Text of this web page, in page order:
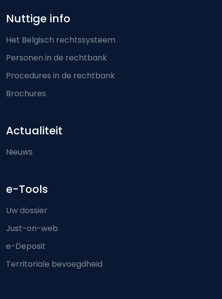
Nuttige info
Het Belgisch rechtssysteem
Personen in de rechtbank
Procedures in de rechtbank
Brochures
Actualiteit
Nieuws
e-Tools
Uw dossier
Just-on-web
e-Deposit
Territoriale bevoegdheid